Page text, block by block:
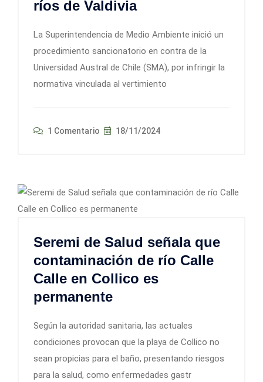
ríos de Valdivia
La Superintendencia de Medio Ambiente inició un
procedimiento sancionatorio en contra de la
Universidad Austral de Chile (SMA), por infringir la
normativa vinculada al vertimiento
1 Comentario 18/11/2024
Seremi de Salud señala que
contaminación de río Calle
Calle en Collico es
permanente
Según la autoridad sanitaria, las actuales
condiciones provocan que la playa de Collico no
sean propicias para el baño, presentando riesgos
para la salud, como enfermedades gastr